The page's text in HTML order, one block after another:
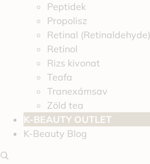
Peptidek
Propolisz
Retinal (Retinaldehyde)
Retinol
Rizs kivonat
Teafa
Tranexámsav
Zöld tea
K-BEAUTY OUTLET
K-Beauty Blog